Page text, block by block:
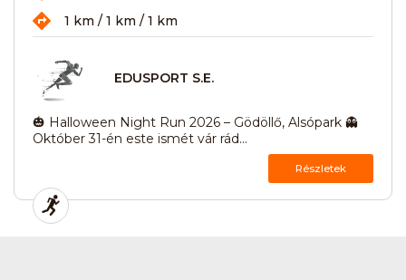
1 km / 1 km / 1 km
EDUSPORT S.E.
🎃 Halloween Night Run 2026 – Gödöllő, Alsópark 👻
Október 31-én este ismét vár rád...
Részletek